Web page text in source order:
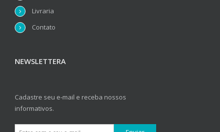
Livraria
Contato
NEWSLETTERA
Cadastre seu e-mail e receba nossos
informativos.